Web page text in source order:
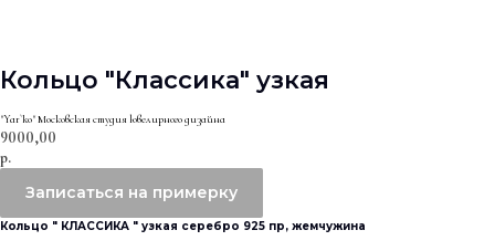
Кольцо "Классика" узкая
"Yar`ko" Московская студия ювелирного дизайна
9000,00
р.
Записаться на примерку
Кольцо " КЛАССИКА " узкая серебро 925 пр, жемчужина